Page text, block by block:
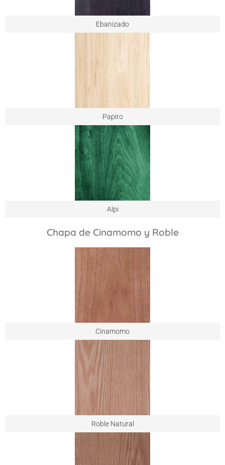
Ebanizado
Papiro
Alpi
Chapa de Cinamomo y Roble
Cinamomo
Roble Natural